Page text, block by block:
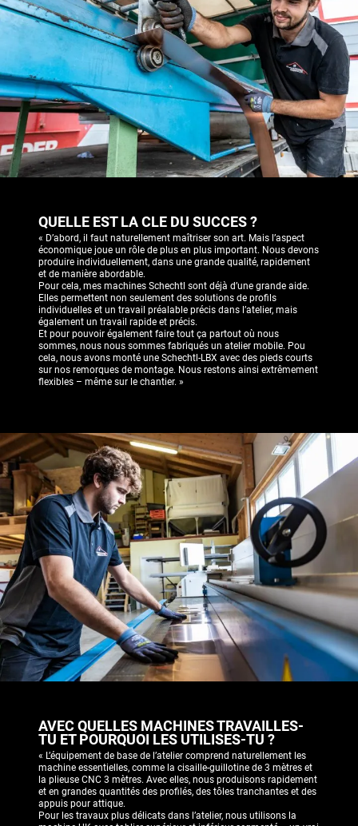
QUELLE EST LA CLE DU SUCCES ?
« D’abord, il faut naturellement maîtriser son art. Mais l’aspect
économique joue un rôle de plus en plus important. Nous devons
produire individuellement, dans une grande qualité, rapidement
et de manière abordable.
Pour cela, mes machines Schechtl sont déjà d’une grande aide.
Elles permettent non seulement des solutions de profils
individuelles et un travail préalable précis dans l’atelier, mais
également un travail rapide et précis.
Et pour pouvoir également faire tout ça partout où nous
sommes, nous nous sommes fabriqués un atelier mobile. Pou
cela, nous avons monté une Schechtl-LBX avec des pieds courts
sur nos remorques de montage. Nous restons ainsi extrêmement
flexibles – même sur le chantier. »
AVEC QUELLES MACHINES TRAVAILLES-
TU ET POURQUOI LES UTILISES-TU ?
« L’équipement de base de l’atelier comprend naturellement les
machine essentielles, comme la cisaille-guillotine de 3 mètres et
la plieuse CNC 3 mètres. Avec elles, nous produisons rapidement
et en grandes quantités des profilés, des tôles tranchantes et des
appuis pour attique.
Pour les travaux plus délicats dans l’atelier, nous utilisons la